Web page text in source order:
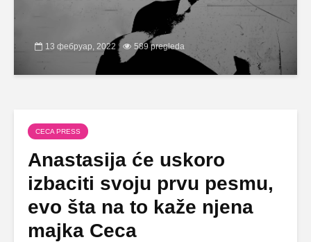
13 фебруар, 2022 589 pregleda
CECA PRESS
Anastasija će uskoro
izbaciti svoju prvu pesmu,
evo šta na to kaže njena
majka Ceca